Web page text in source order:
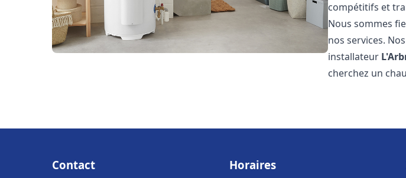
compétitifs et
Nous sommes
nos services.
installateur
cherchez un
Contact Horaires